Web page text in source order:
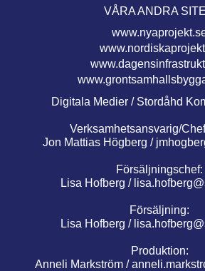
VÅRA ANDRA
Digitala Medier / Stordåhd
Verksamhetsansvarig/
Jon Mattias Högberg /
Försäljningschef:
Lisa Hofberg /
Försäljning:
Lisa Hofberg /
Produktion:
Anneli Markström /